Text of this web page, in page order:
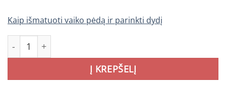
Kaip išmatuoti vaiko pėdą ir parinkti dydį
produkto kiekis: REIMA PERILLE vaikiška žieminė striukė
Į KREPŠELĮ